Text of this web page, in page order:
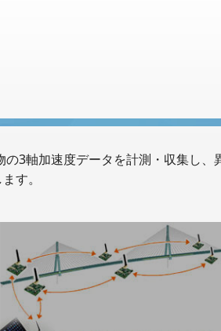
3軸加速度データを計測・収集し、
す。